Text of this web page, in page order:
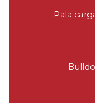
Pala